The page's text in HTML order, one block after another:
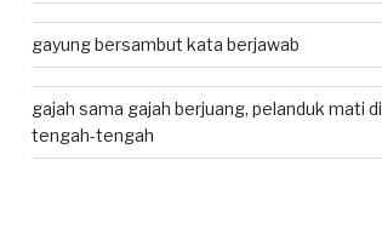
gayung bersambut kata berjawab
gajah sama gajah berjuang, pelanduk mati di
tengah-tengah